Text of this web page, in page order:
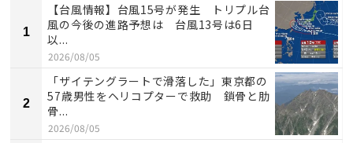
1
【台風情報】台風15号が発生 トリプル台
風の今後の進路予想は 台風13号は6日
以...
2026/08/05
2
「ザイテングラートで滑落した」東京都の
57歳男性をヘリコプターで救助 鎖骨と肋
骨...
2026/08/05